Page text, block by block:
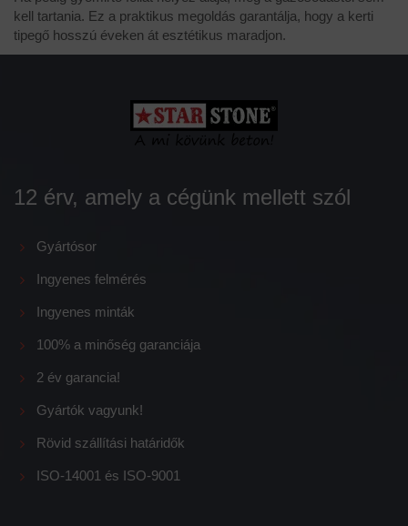
kell tartania. Ez a praktikus megoldás garantálja, hogy a kerti
tipegő hosszú éveken át esztétikus maradjon.
12 érv, amely a cégünk mellett szól
Gyártósor
Ingyenes felmérés
Ingyenes minták
100% a minőség garanciája
2 év garancia!
Gyártók vagyunk!
Rövid szállítási határidők
ISO-14001 és ISO-9001